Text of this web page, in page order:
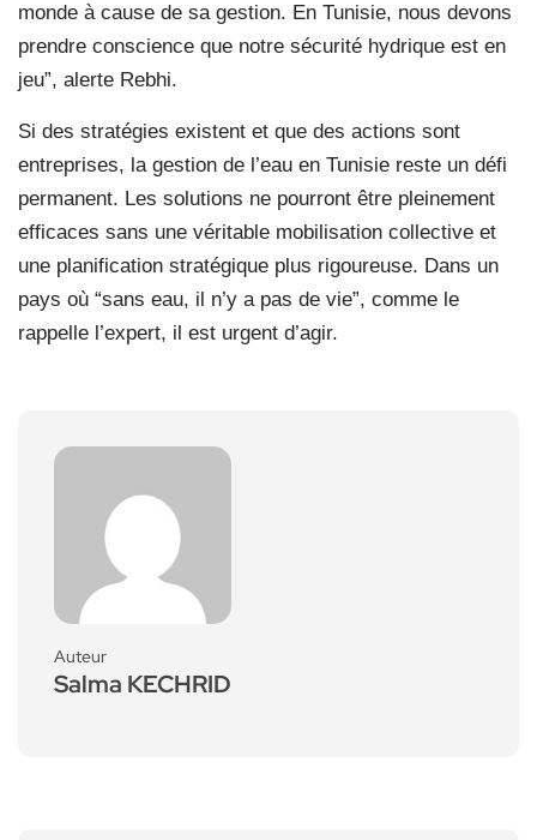
monde à cause de sa gestion. En Tunisie, nous devons
prendre conscience que notre sécurité hydrique est en
jeu”, alerte Rebhi.
Si des stratégies existent et que des actions sont
entreprises, la gestion de l’eau en Tunisie reste un défi
permanent. Les solutions ne pourront être pleinement
efficaces sans une véritable mobilisation collective et
une planification stratégique plus rigoureuse. Dans un
pays où “sans eau, il n’y a pas de vie”, comme le
rappelle l’expert, il est urgent d’agir.
Auteur
Salma KECHRID